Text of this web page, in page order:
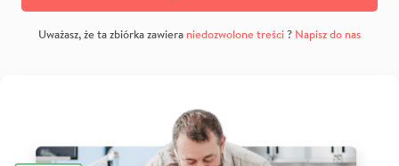
Uważasz, że ta zbiórka zawiera niedozwolone treści? Napisz do nas